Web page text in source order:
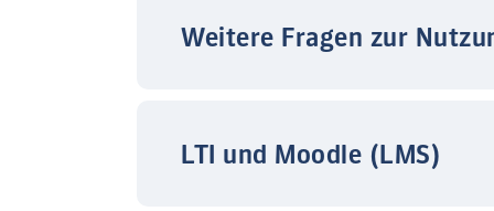
Weitere Fragen zur
LTI und Moodle (LMS)